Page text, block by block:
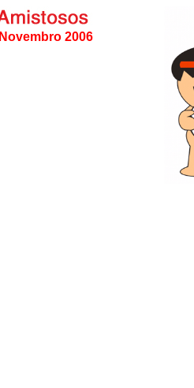
Novembro 2006